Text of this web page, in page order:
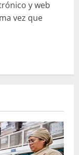
y web
vez que